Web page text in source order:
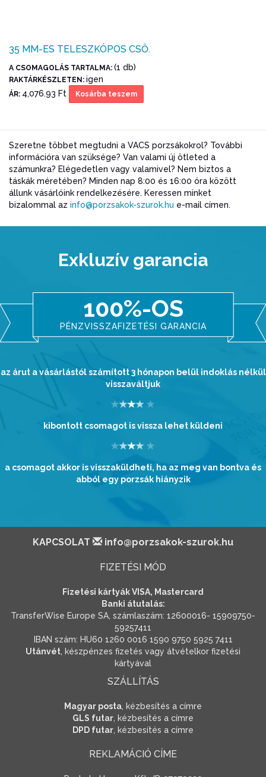
35 MM-ES TELESZKÓPOS CSŐ.
A CSOMAGOLÁS TARTALMA: (1 db)
RAKTÁRKÉSZLETEN: igen
ÁR: 4,076.93 Ft Kosárba teszem
Szeretne többet megtudni a VACS porzsákokrol? További
információra van szüksége? Van valami új ötleted a
számunkra? Elégedetlen vagy valamivel? Nem biztos a
táskák méretében? Minden nap 8:00 és 16:00 óra között
állunk vásárlóink rendelkezésére. Keressen minket
bizalommal az info@porzsakok-szurok.hu e-mail címen.
Exkluzív garancia
100%-OS
PÉNZVISSZAFIZETÉSI GARANCIA
az árut a vásárlástól számított 3 hónapon belül indoklás nélkül
visszaváltjuk
kibontott csomagot is vissza lehet küldeni
a csomagot akkor is visszaküldheti, ha az meg van bontva és
abból egy porzsák hiányzik
KAPCSOLAT info@porzsakok-szurok.hu
FIZETÉSI MÓD
Fizetési kártyák VISA, Mastercard
Banki átutalás:
TransferWise Europe SA, számlaszám: 12600016- 15909750-
59257411
IBAN szám: HU60 1260 0016 1590 9750 5925 7411
Utánvét , készpénzes fizetés vagy átvételkor fizetési
kártyával
SZÁLLÍTÁS
Magyar posta , kézbesítés a címre
GLS futar , kézbesítés a címre
DPD futar , kézbesítés a címre
REKLAMÁCIÓ CÍME